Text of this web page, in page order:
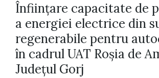
Înființare capacitate de
a energiei electrice din
regenerabile pentru
în cadrul UAT Roșia de
Județul Gorj